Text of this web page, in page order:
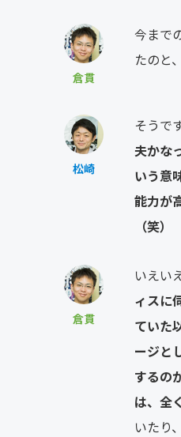
倉貫
今まで
たのと
松崎
そうで
夫かな
いう意
能力が
（笑）
倉貫
いえい
ィスに
ていた
ージと
するの
は、全
いたり